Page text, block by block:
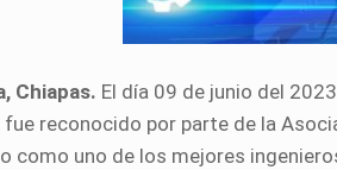
Chiapas. El día 09 de junio del
fue reconocido por parte de la
como uno de los mejores